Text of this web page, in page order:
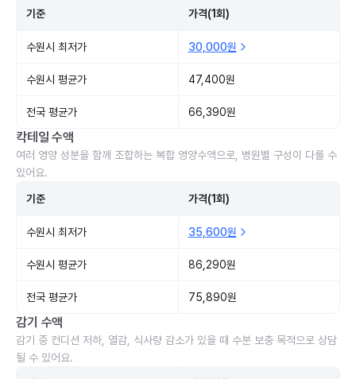
기준 가격(1회)
수원시 최저가 30,000원
수원시 평균가 47,400원
전국 평균가 66,390원
칵테일 수액
여러 영양 성분을 함께 조합하는 복합 영양수액으로, 병원별 구성이 다를 수
있어요.
기준 가격(1회)
수원시 최저가 35,600원
수원시 평균가 86,290원
전국 평균가 75,890원
감기 수액
감기 중 컨디션 저하, 열감, 식사량 감소가 있을 때 수분 보충 목적으로 상담
될 수 있어요.